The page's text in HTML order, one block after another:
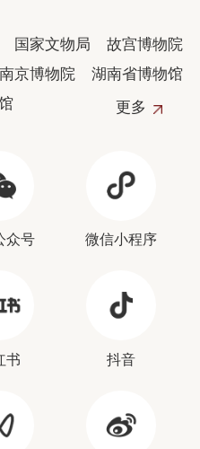
国家文物局
故宫博物院
南京博物院
湖南省博物馆
更多
众号 微信小程序
书 抖音